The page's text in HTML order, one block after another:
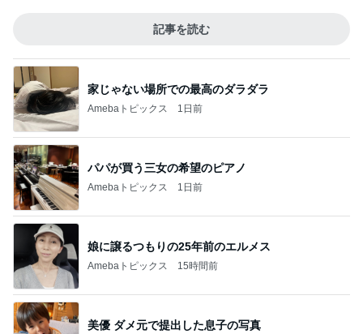
記事を読む
家じゃない場所での最高のダラダラ
Amebaトピックス 1日前
パパが買う三女の希望のピアノ
Amebaトピックス 1日前
娘に譲るつもりの25年前のエルメス
Amebaトピックス 15時間前
美優 ダメ元で提出した息子の写真